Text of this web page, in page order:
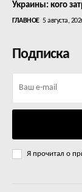
Украины: кого
ГЛАВНОЕ 5 августа,
Подписка
Я прочитал о